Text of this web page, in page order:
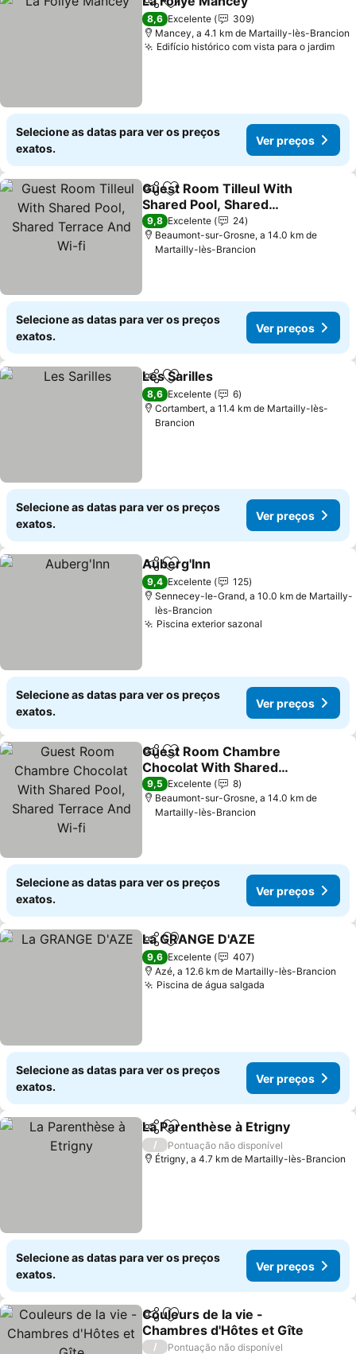
PartilharAdicionar aos favoritos
8,6 Excelente
309
Mancey, a 4.1 km de Martailly-lès-Brancion
Edifício histórico com vista para o jardim
Selecione as datas para ver os preços
exatos.
Ver preços
PartilharAdicionar aos favoritos
Guest Room Tilleul With
Shared Pool, Shared
Terrace And Wi-fi
9,8 Excelente
24
Beaumont-sur-Grosne, a 14.0 km de
Martailly-lès-Brancion
Selecione as datas para ver os preços
exatos.
Ver preços
PartilharAdicionar aos favoritos
Les Sarilles
8,6 Excelente
6
Cortambert, a 11.4 km de Martailly-lès-
Brancion
Selecione as datas para ver os preços
exatos.
Ver preços
PartilharAdicionar aos favoritos
Auberg'Inn
9,4 Excelente
125
Sennecey-le-Grand, a 10.0 km de Martailly-
lès-Brancion
Piscina exterior sazonal
Selecione as datas para ver os preços
exatos.
Ver preços
PartilharAdicionar aos favoritos
Guest Room Chambre
Chocolat With Shared
Pool, Shared Terrace And
Wi-fi
9,5 Excelente
8
Beaumont-sur-Grosne, a 14.0 km de
Martailly-lès-Brancion
Selecione as datas para ver os preços
exatos.
Ver preços
PartilharAdicionar aos favoritos
La GRANGE D'AZE
9,6 Excelente
407
Azé, a 12.6 km de Martailly-lès-Brancion
Piscina de água salgada
Selecione as datas para ver os preços
exatos.
Ver preços
PartilharAdicionar aos favoritos
La Parenthèse à Etrigny
/
Pontuação não disponível
Étrigny, a 4.7 km de Martailly-lès-Brancion
Selecione as datas para ver os preços
exatos.
Ver preços
PartilharAdicionar aos favoritos
Couleurs de la vie -
Chambres d'Hôtes et Gîte
/
Pontuação não disponível